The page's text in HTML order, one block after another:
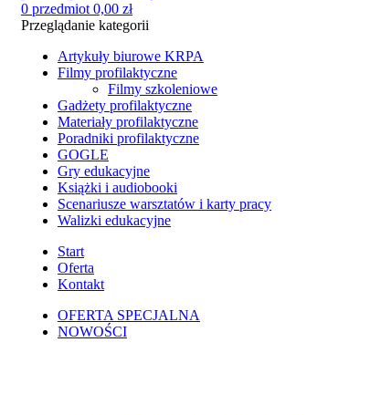
0 przedmiot 0,00 zł
Przeglądanie kategorii
Artykuły biurowe KRPA
Filmy profilaktyczne
Filmy szkoleniowe
Gadżety profilaktyczne
Materiały profilaktyczne
Poradniki profilaktyczne
GOGLE
Gry edukacyjne
Książki i audiobooki
Scenariusze warsztatów i karty pracy
Walizki edukacyjne
Start
Oferta
Kontakt
OFERTA SPECJALNA
NOWOŚCI